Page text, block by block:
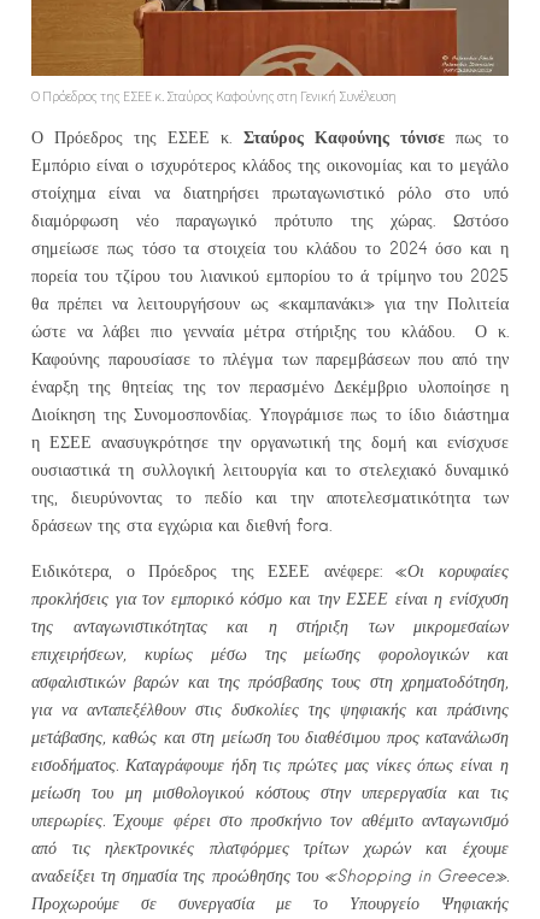
Ο Πρόεδρος της ΕΣΕΕ κ. Σταύρος Καφούνης στη Γενική Συνέλευση
Ο Πρόεδρος της ΕΣΕΕ κ. Σταύρος Καφούνης τόνισεπως το
Εμπόριο είναι ο ισχυρότερος κλάδος της οικονομίας και το μεγάλο
στοίχημα είναι να διατηρήσει πρωταγωνιστικό ρόλο στο υπό
διαμόρφωση νέο παραγωγικό πρότυπο της χώρας. Ωστόσο
σημείωσε πως τόσο τα στοιχεία του κλάδου το 2024 όσο και η
πορεία του τζίρου του λιανικού εμπορίου το ά τρίμηνο του 2025
θα πρέπει να λειτουργήσουν ως «καμπανάκι» για την Πολιτεία
ώστε να λάβει πιο γενναία μέτρα στήριξης του κλάδου. Ο κ.
Καφούνης παρουσίασε το πλέγμα των παρεμβάσεων που από την
έναρξη της θητείας της τον περασμένο Δεκέμβριο υλοποίησε η
Διοίκηση της Συνομοσπονδίας. Υπογράμισε πως το ίδιο διάστημα
η ΕΣΕΕ ανασυγκρότησε την οργανωτική της δομή και ενίσχυσε
ουσιαστικά τη συλλογική λειτουργία και το στελεχιακό δυναμικό
της, διευρύνοντας το πεδίο και την αποτελεσματικότητα των
δράσεων της στα εγχώρια και διεθνή fora.
Ειδικότερα, ο Πρόεδρος της ΕΣΕΕ ανέφερε: «Οι κορυφαίες
προκλήσεις για τον εμπορικό κόσμο και την ΕΣΕΕ είναι η ενίσχυση
της ανταγωνιστικότητας και η στήριξη των μικρομεσαίων
επιχειρήσεων, κυρίως μέσω της μείωσης φορολογικών και
ασφαλιστικών βαρών και της πρόσβασης τους στη χρηματοδότηση,
για να ανταπεξέλθουν στις δυσκολίες της ψηφιακής και πράσινης
μετάβασης, καθώς και στη μείωση του διαθέσιμου προς κατανάλωση
εισοδήματος. Καταγράφουμε ήδη τις πρώτες μας νίκες όπως είναι η
μείωση του μη μισθολογικού κόστους στην υπερεργασία και τις
υπερωρίες. Έχουμε φέρει στο προσκήνιο τον αθέμιτο ανταγωνισμό
από τις ηλεκτρονικές πλατφόρμες τρίτων χωρών και έχουμε
αναδείξει τη σημασία της προώθησης του «Shopping in Greece».
Προχωρούμε σε συνεργασία με το Υπουργείο Ψηφιακής